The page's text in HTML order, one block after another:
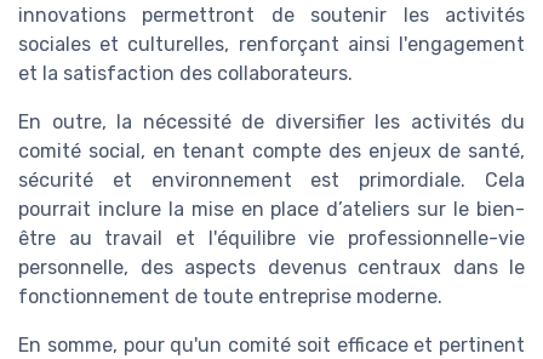
innovations permettront de soutenir les activités
sociales et culturelles, renforçant ainsi l'engagement
et la satisfaction des collaborateurs.
En outre, la nécessité de diversifier les activités du
comité social, en tenant compte des enjeux de santé,
sécurité et environnement est primordiale. Cela
pourrait inclure la mise en place d’ateliers sur le bien-
être au travail et l'équilibre vie professionnelle-vie
personnelle, des aspects devenus centraux dans le
fonctionnement de toute entreprise moderne.
En somme, pour qu'un comité soit efficace et pertinent